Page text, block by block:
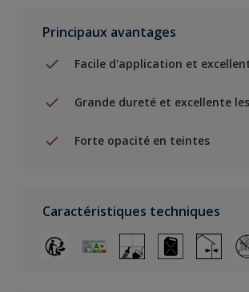
Principaux avantages
Facile d'application et
Grande dureté et excellente
Forte opacité en teintes
Caractéristiques techniques